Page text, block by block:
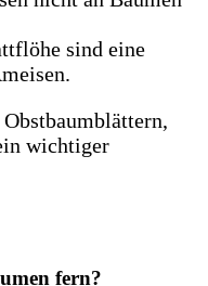
sind eine
wichtiger
fern?